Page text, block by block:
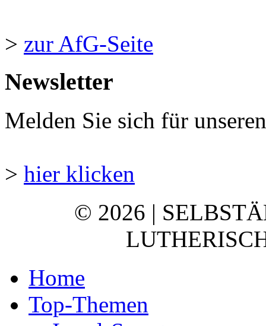
> zur AfG-Seite
Newsletter
Melden Sie sich für
> hier klicken
© 2026 |
Home
Top-Themen